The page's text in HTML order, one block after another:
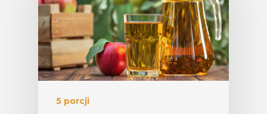
5 porcji